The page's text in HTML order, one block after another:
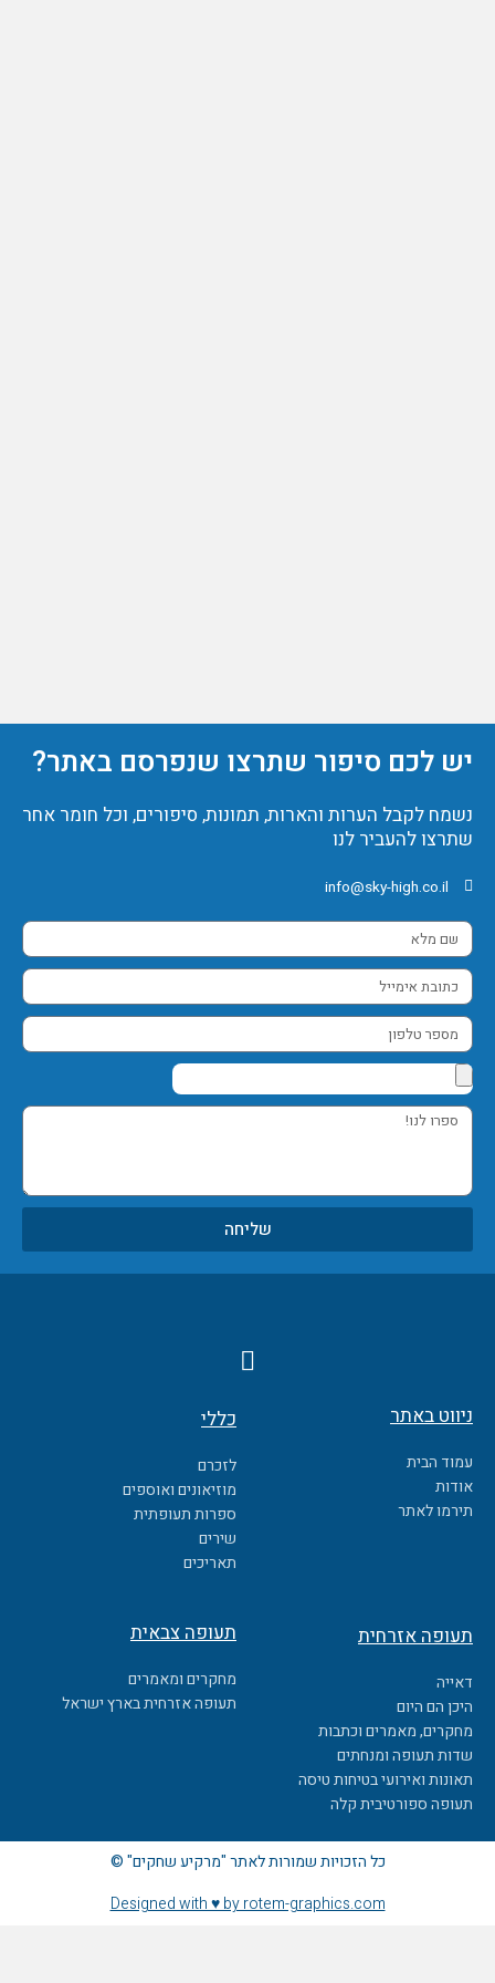
יש לכם סיפור שתרצו שנפרסם באתר?
נשמח לקבל הערות והארות, תמונות, סיפורים, וכל חומר אחר
שתרצו להעביר לנו
info@sky-high.co.il
שם
מלא
כתובת
אימייל
מספר
טלפון
ספרו
שליחה
F
a
ניווט באתר
עמוד הבית
אודות
תירמו לאתר
כללי
לזכרם
מוזיאונים ואוספים
ספרות תעופתית
שירים
תאריכים
תעופה אזרחית
דאייה
היכן הם היום
מחקרים, מאמרים וכתבות
שדות תעופה ומנחתים
תאונות ואירועי בטיחות טיסה
תעופה ספורטיבית קלה
תעופה צבאית
מחקרים ומאמרים
תעופה אזרחית בארץ ישראל
כל הזכויות שמורות לאתר "מרקיע שחקים" ©
Designed with ♥ by rotem-graphics.com